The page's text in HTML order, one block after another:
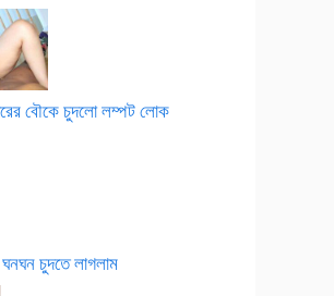
বৌকে চুদলো লম্পট লোক
চুদতে লাগলাম